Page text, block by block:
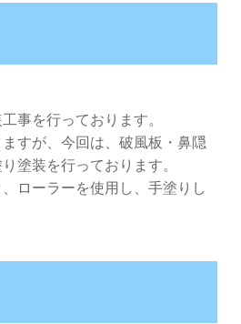
事を行っております。
すが、今回は、破風板・鼻隠
塗装を行っております。
ローラーを使用し、手塗りし